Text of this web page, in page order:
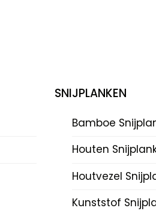
SNIJPLANKEN
Bamboe
Houten
Houtvezel
Kunststof